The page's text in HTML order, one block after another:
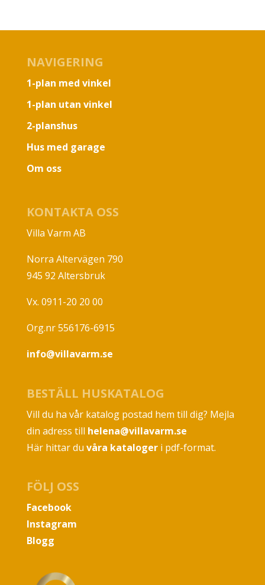
NAVIGERING
1-plan med vinkel
1-plan utan vinkel
2-planshus
Hus med garage
Om oss
KONTAKTA OSS
Villa Varm AB
Norra Altervägen 790
945 92 Altersbruk
Vx. 0911-20 20 00
Org.nr 556176-6915
info@villavarm.se
BESTÄLL HUSKATALOG
Vill du ha vår katalog postad hem till dig? Mejla
din adress till helena@villavarm.se
Här hittar du våra katalogeri pdf-format.
FÖLJ OSS
Facebook
Instagram
Blogg